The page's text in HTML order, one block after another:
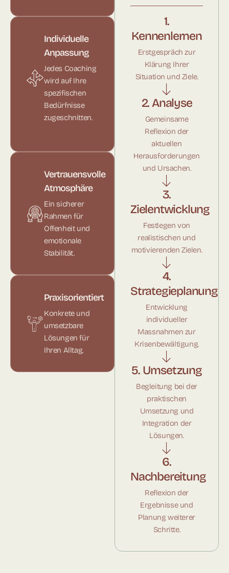
Individuelle
Anpassung
Jedes Coaching
wird auf Ihre
spezifischen
Bedürfnisse
zugeschnitten.
Vertrauensvolle
Atmosphäre
Ein sicherer
Rahmen für
Offenheit und
emotionale
Stabilität.
Praxisorientiert
Konkrete und
umsetzbare
Lösungen für
Ihren Alltag.
1.
Kennenlernen
Erstgespräch zur
Klärung Ihrer
Situation und Ziele.
2. Analyse
Gemeinsame
Reflexion der
aktuellen
Herausforderungen
und Ursachen.
3.
Zielentwicklung
Festlegen von
realistischen und
motivierenden Zielen.
4.
Strategieplanung
Entwicklung
individueller
Massnahmen zur
Krisenbewältigung.
5. Umsetzung
Begleitung bei der
praktischen
Umsetzung und
Integration der
Lösungen.
6.
Nachbereitung
Reflexion der
Ergebnisse und
Planung weiterer
Schritte.